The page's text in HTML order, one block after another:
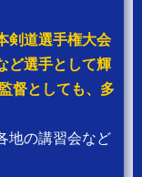
剣道選手権大会
ど選手として輝
督としても、多
地の講習会など